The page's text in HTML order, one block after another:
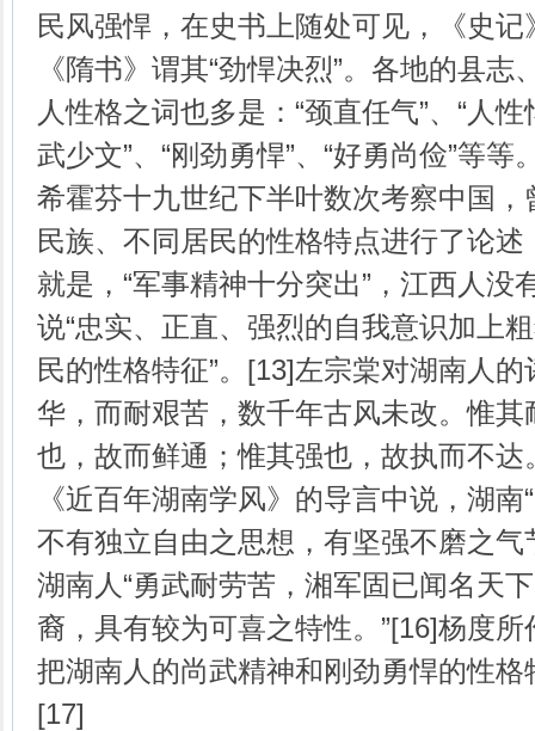
民风强悍，在史书上随处可见，《史记
《隋书》谓其“劲悍决烈”。各地的县
人性格之词也多是：“颈直任气”、“人性
武少文”、“刚劲勇悍”、“好勇尚俭”等
希霍芬十九世纪下半叶数次考察中国
民族、不同居民的性格特点进行了论
就是，“军事精神十分突出”，江西人没
说“忠实、正直、强烈的自我意识加上
民的性格特征”。[13]左宗棠对湖南人
华，而耐艰苦，数千年古风未改。惟
也，故而鲜通；惟其强也，故执而不达
《近百年湖南学风》的导言中说，湖南
不有独立自由之思想，有坚强不磨之气
湖南人“勇武耐劳苦，湘军固已闻名天
裔，具有较为可喜之特性。”[16]杨度
把湖南人的尚武精神和刚劲勇悍的性
[17]